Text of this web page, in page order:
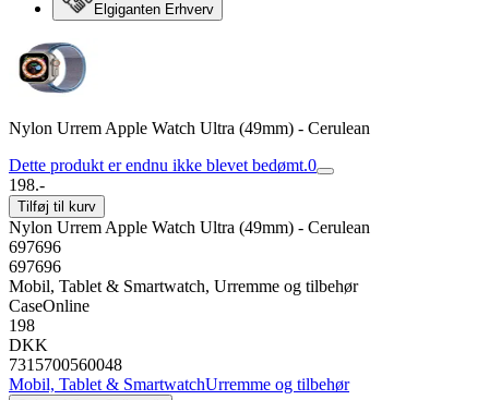
Elgiganten Erhverv
Nylon Urrem Apple Watch Ultra (49mm) - Cerulean
Dette produkt er endnu ikke blevet bedømt.0
198.-
Tilføj til kurv
Nylon Urrem Apple Watch Ultra (49mm) - Cerulean
697696
697696
Mobil, Tablet & Smartwatch, Urremme og tilbehør
CaseOnline
198
DKK
7315700560048
Mobil, Tablet & SmartwatchUrremme og tilbehør